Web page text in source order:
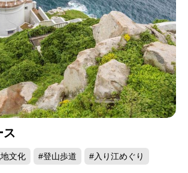
ス
文化 #登山歩道 #入り江めぐり